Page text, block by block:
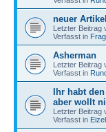
neuer
Letzter Beitrag
Verfasst in
Asherman
Letzter Beitrag
Verfasst in
Ihr habt
aber wollt
Letzter Beitrag
Verfasst in